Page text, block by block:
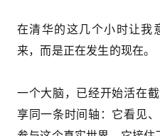
在清华的这几个小时让我
来，而是正在发生的现在。
一个大脑，已经开始活在
享同一条时间轴：它看见